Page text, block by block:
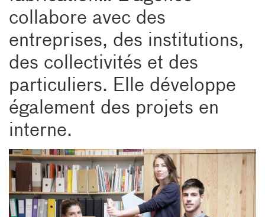
collabore avec des
entreprises, des institutions,
des collectivités et des
particuliers. Elle développe
également des projets en
interne.